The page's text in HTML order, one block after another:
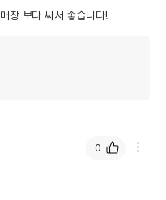
장 보다 싸서 좋습니다!
0